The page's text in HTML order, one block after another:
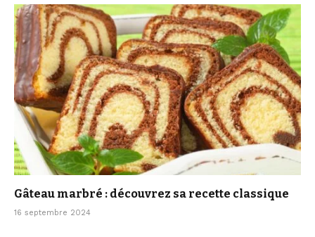
Gâteau marbré : découvrez sa recette classique
16 septembre 2024